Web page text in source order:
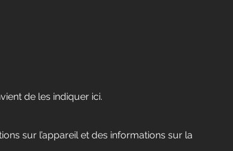
de les indiquer ici.
sur l’appareil et des informations sur la